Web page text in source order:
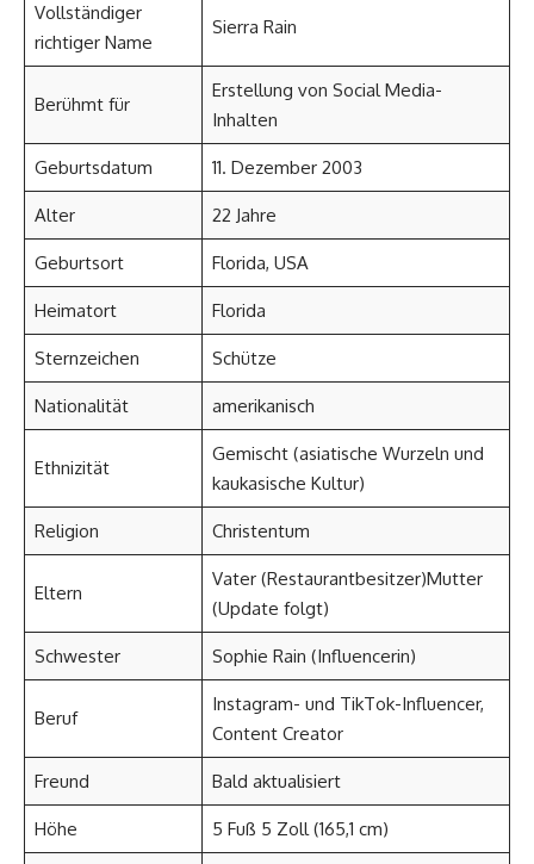
Vollständiger
richtiger Name
Sierra Rain
Berühmt für
Erstellung von Social Media-
Inhalten
Geburtsdatum 11. Dezember 2003
Alter 22 Jahre
Geburtsort Florida, USA
Heimatort Florida
Sternzeichen​ Schütze
Nationalität amerikanisch
Ethnizität
Gemischt (asiatische Wurzeln und
kaukasische Kultur)
Religion Christentum
Eltern
Vater (Restaurantbesitzer)Mutter
(Update folgt)
Schwester Sophie Rain (Influencerin)
Beruf
Instagram- und TikTok-Influencer,
Content Creator
Freund Bald aktualisiert
Höhe 5 Fuß 5 Zoll (165,1 cm)